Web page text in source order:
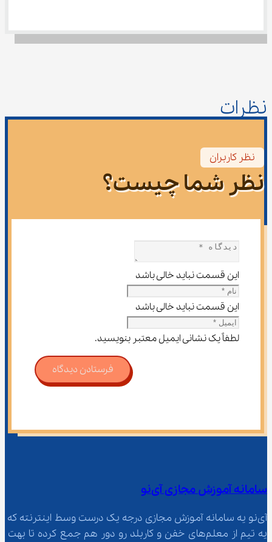
نظرات
نظر کاربران
نظر شما چیست؟
این قسمت نباید خالی باشد
این قسمت نباید خالی باشد
لطفاً یک نشانی ایمیل معتبر بنویسید.
فرستادن دیدگاه
سامانه آموزش مجازی آی‌نو
آی‌نو یه سامانه آموزش مجازی درجه یک درست وسط اینترنته که
یه تیم از معلم‌‌های خفن و کاربلد رو دور هم جمع کرده تا بهت